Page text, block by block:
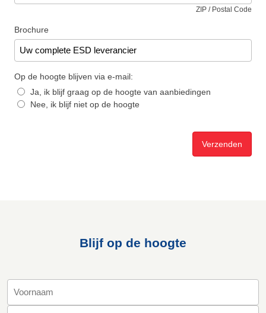
ZIP / Postal Code
Brochure
Op de hoogte blijven via e-mail:
Ja, ik blijf graag op de hoogte van aanbiedingen
Nee, ik blijf niet op de hoogte
Blijf op de hoogte